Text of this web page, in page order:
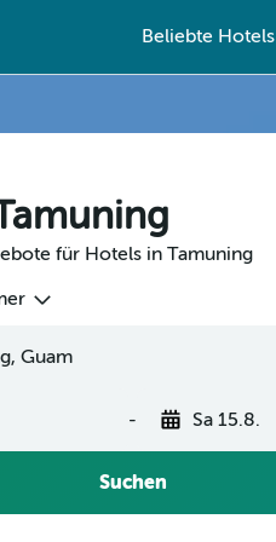
Beliebte Hotels
für Hotels in Tamuning
- Sa 15.8.
Suchen